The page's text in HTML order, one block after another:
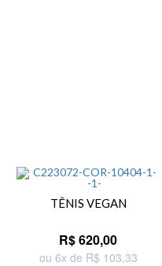
TÊNIS VEGAN
R$ 620,00
ou 6x de R$ 103,33